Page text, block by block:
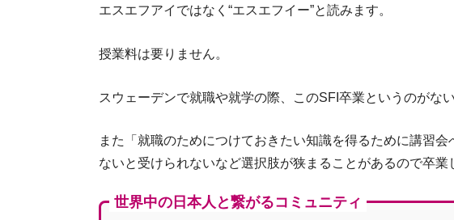
ス
スウェーデンの税金
エスエフアイではなく“エスエフイー”と読みます。
授業料は要りません。
スウェーデンで就職や就学の際、このSFI卒業というのがな
また「就職のためにつけておきたい知識を得るために講習
ないと受けられないなど選択肢が狭まることがあるので卒業
世界中の日本人と繋がるコミュニティ